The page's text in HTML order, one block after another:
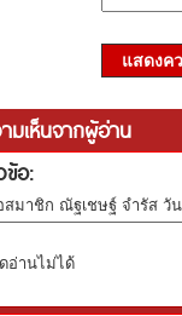
แสดงค
มเห็นจากผู้อ่าน
ข้อ:
สมาชิก ณัฐเชษฐ์ จำรัส วัน
ดอ่านไม่ได้